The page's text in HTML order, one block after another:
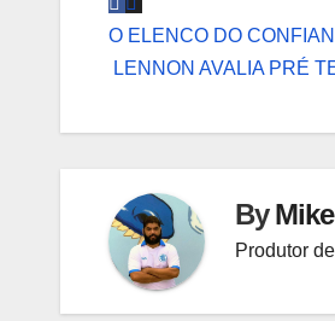
Navegação
Post
O ELENCO DO
LENNON AVALIA PRÉ
By
Produtor